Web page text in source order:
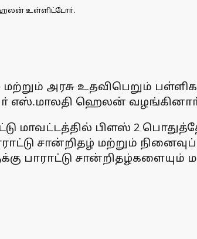
உள்ளிட்டோா்.
மற்றும் அரசு உதவிபெறும்
எஸ்.மாலதி ஹெலன்
மாவட்டத்தில் பிளஸ் 2
சான்றிதழ் மற்றும் நினைவுப்
பாராட்டு